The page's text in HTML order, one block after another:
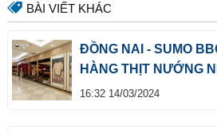
BÀI VIẾT KHÁC
ĐỒNG NAI - SUMO
HÀNG THỊT NƯỚNG
BẢN
16:32 14/03/2024